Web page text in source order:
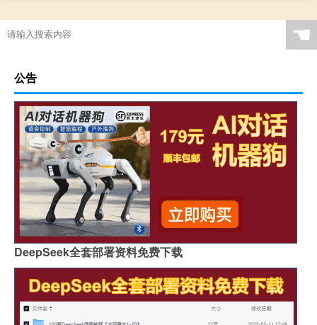
☚
公告
DeepSeek全套部署资料免费下载